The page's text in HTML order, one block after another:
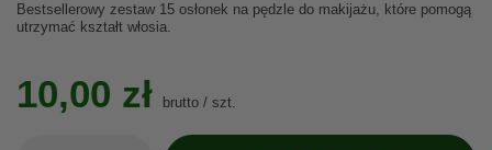
Bestsellerowy zestaw 15 osłonek na pędzle do makijażu, które pomogą
utrzymać kształt włosia.
10,00 zł brutto / szt.